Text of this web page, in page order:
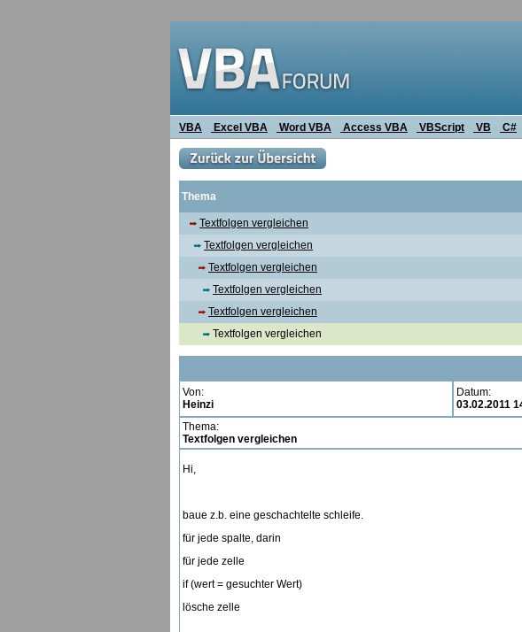
VBA Excel VBA Word VBA Access VBA VBScript VB C#
Thema
Textfolgen vergleichen
Textfolgen vergleichen
Textfolgen vergleichen
Textfolgen vergleichen
Textfolgen vergleichen
Textfolgen vergleichen
Von:
Heinzi
Datum:
03.02.2011
Thema:
Textfolgen vergleichen
Hi,
baue z.b. eine geschachtelte schleife.
für jede spalte, darin
für jede zelle
if (wert = gesuchter Wert)
lösche zelle